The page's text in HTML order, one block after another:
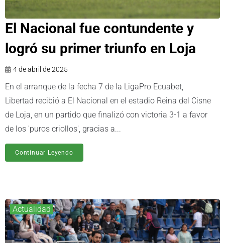
El Nacional fue contundente y
logró su primer triunfo en Loja
4 de abril de 2025
En el arranque de la fecha 7 de la LigaPro Ecuabet,
Libertad recibió a El Nacional en el estadio Reina del Cisne
de Loja, en un partido que finalizó con victoria 3-1 a favor
de los 'puros criollos', gracias a...
Continuar Leyendo
Actualidad